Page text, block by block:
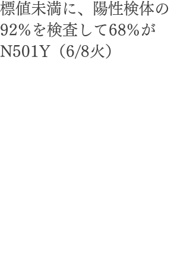
標値未満に、陽性検体の
92%を検査して68%が
N501Y（6/8火）